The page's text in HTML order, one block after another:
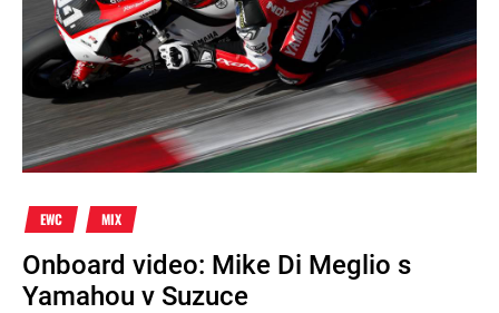
EWC MIX
Onboard video: Mike Di Meglio s
Yamahou v Suzuce